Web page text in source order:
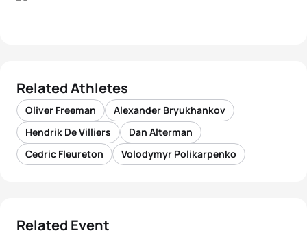
Related Athletes
Oliver Freeman
Alexander Bryukhankov
Hendrik De Villiers
Dan Alterman
Cedric Fleureton
Volodymyr Polikarpenko
Related Event